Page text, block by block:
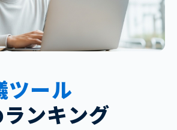
ツール
ンキング